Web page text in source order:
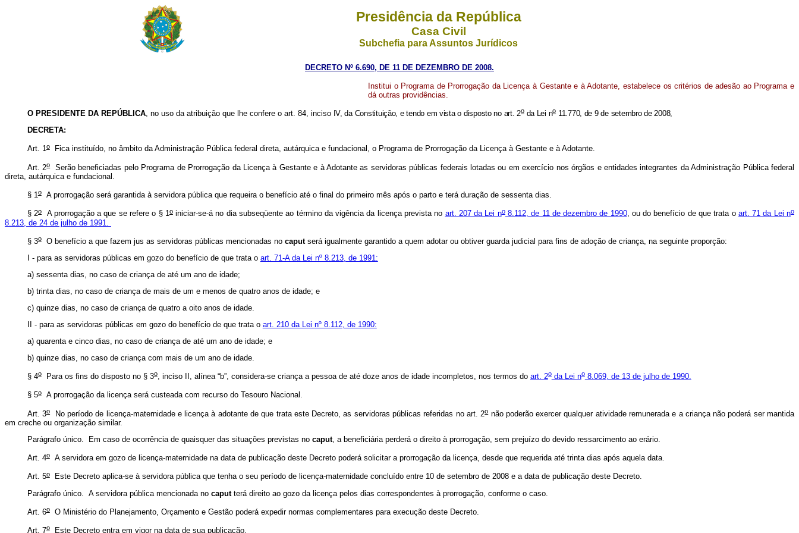
Presidência da República
Casa Civil
Subchefia para Assuntos Jurídicos
DECRETO Nº 6.690, DE 11 DE DEZEMBRO DE 2008.
Institui o Programa de Prorrogação da Licença à Gestante e à Adotante, estabelece os critérios de adesão ao Programa e
dá outras providências.
O PRESIDENTE DA REPÚBLICA, no uso da atribuição que lhe confere o art. 84, incisoIV, da Constituição, e tendo em vista o disposto no art. 2oda Lei no11.770, de 9 de setembro de 2008,
DECRETA:
Art. 1oFica instituído, no âmbito da Administração Pública federal direta, autárquica e fundacional, o Programa de Prorrogação da Licença à Gestante e à Adotante.
Art. 2oSerão beneficiadas pelo Programa de Prorrogação da Licença à Gestante e à Adotante as servidoras públicas federais lotadas ou em exercício nos órgãos e entidades integrantes da Administração Pública federal
direta, autárquica e fundacional.
§ 1oA prorrogação será garantida à servidora pública que requeira o benefício até o final do primeiro mês após o parto e terá duração de sessenta dias.
§ 2o A prorrogação a que se refere o § 1oiniciar-se-á no dia subseqüente ao término da vigência da licença prevista no art. 207 da Lei no8.112, de 11 de dezembro de 1990, ou do benefício de que trata o art. 71 da Lei no
8.213, de 24 de julho de 1991.
§ 3oO benefício a que fazem jus as servidoras públicas mencionadas no caputserá igualmente garantido a quem adotar ou obtiver guarda judicial para fins de adoção de criança, na seguinte proporção:
I - para as servidoras públicas em gozo do benefício de que trata o art. 71-A da Lei nº 8.213, de 1991:
a) sessenta dias, no caso de criança de até um ano de idade;
b) trinta dias, no caso de criança de mais de um e menos de quatro anos de idade; e
c) quinze dias, no caso de criança de quatro a oito anos de idade.
II - para as servidoras públicas em gozo do benefício de que trata o art. 210 da Lei nº 8.112, de 1990:
a) quarenta e cinco dias, no caso de criança de até um ano de idade; e
b) quinze dias, no caso de criança com mais de um ano de idade.
§ 4oPara os fins do disposto no § 3o, inciso II, alínea “b”, considera-se criança a pessoa de até doze anos de idade incompletos, nos termos do art. 2oda Lei no8.069, de 13 de julho de 1990.
§ 5oA prorrogação da licença será custeada com recurso do Tesouro Nacional.
Art. 3o No período de licença-maternidade e licença à adotante de que trata este Decreto, as servidoras públicas referidas no art. 2onão poderão exercer qualquer atividade remunerada e a criança não poderá ser mantida
em creche ou organização similar.
Parágrafo único. Em caso de ocorrência de quaisquer das situações previstas no caput, a beneficiária perderá o direito à prorrogação, sem prejuízo do devido ressarcimento ao erário.
Art. 4oA servidora em gozo de licença-maternidade na data de publicação deste Decreto poderá solicitar a prorrogação da licença, desde que requerida até trinta dias após aquela data.
Art. 5oEste Decreto aplica-se à servidora pública que tenha o seu período de licença-maternidade concluído entre 10 de setembro de 2008 e a data de publicação deste Decreto.
Parágrafo único. A servidora pública mencionada no caputterá direito ao gozo da licença pelos dias correspondentes à prorrogação, conforme o caso.
Art. 6oO Ministério do Planejamento, Orçamento e Gestão poderá expedir normas complementares para execução deste Decreto.
Art. 7oEste Decreto entra em vigor na data de sua publicação.